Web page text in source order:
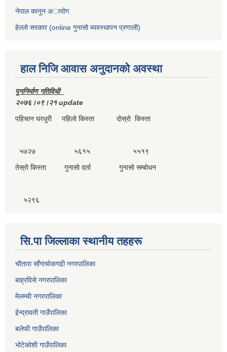
नेपाल कानून अायोग
हेल्लो सरकार (online गुनासो ब्यवस्थापन प्रणाली)
हाल निजि आवास अनुदानकाे अवस्था
पुननिर्माण गतिविधी
२०७६।०९।२१ update
पहिचान घरधुरी पहिलाे किस्ता दाेस्राे किस्ता
५७२७ ५६१५ ५५१९
तेस्राे किस्ता गुनासाे दर्ता गुनासाे सम्बाेधन
५२९६
सि.पा जिल्लाका स्थानीय तहहरू
चाैतारा साँगाचाेकगढी नगरपालिका
बाह्रविसे नगरपालिका
मेलम्ची नगरपालिका
ईन्द्रावती गाउँपालिका
बलेफी गाउँपालिका
भोटेकोशी गाउँपालिका